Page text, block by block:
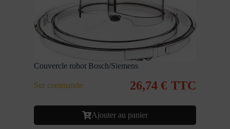
Couvercle robot Bosch/Siemens
Sur commande 26,74 € TTC
Ajouter au panier